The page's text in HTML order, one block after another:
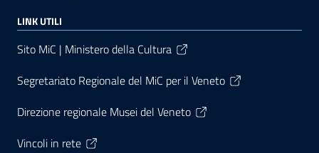
LINK UTILI
Sito MiC | Ministero della Cultura
Segretariato Regionale del MiC per il Veneto
Direzione regionale Musei del Veneto
Vincoli in rete